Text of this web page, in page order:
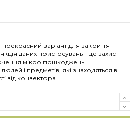
варіант для закриття
даних пристосувань - це захист
мікро пошкоджень
і предметів, які знаходяться в
від конвектора.